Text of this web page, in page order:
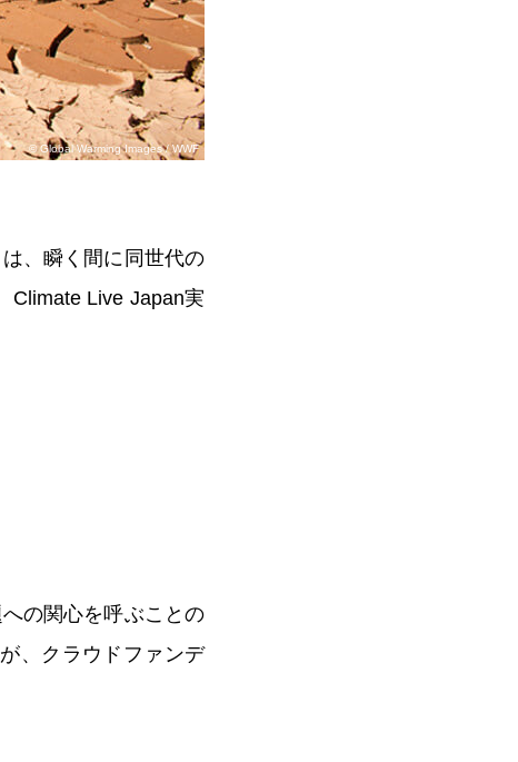
©️ Global Warming Images / WWF
、瞬く間に同世代の
Climate Live Japan実
の関心を呼ぶことの
、クラウドファンデ